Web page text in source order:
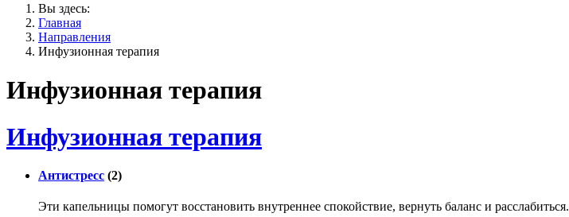
Вы здесь:
Главная
Направления
Инфузионная терапия
Инфузионная терапия
Инфузионная терапия
Антистресс (2)
Эти капельницы помогут восстановить внутреннее спокойствие, вернуть баланс и расслабиться.